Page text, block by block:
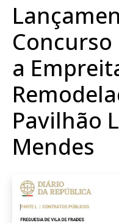
a
Pavilhão
Mendes